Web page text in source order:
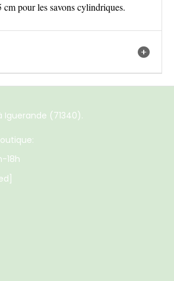
pour les savons cylindriques.
Iguerande (71340).
18h